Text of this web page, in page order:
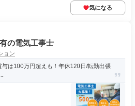
気になる
の電気工事士
ョン
は100万円超えも！年休120日/転勤出張